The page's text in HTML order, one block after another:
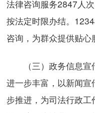
法律咨询服务2847人
按法定时限办结。
咨询，为群众提供贴心
（三）政务信息宣
进一步丰富，以新闻
步推进，为司法行政